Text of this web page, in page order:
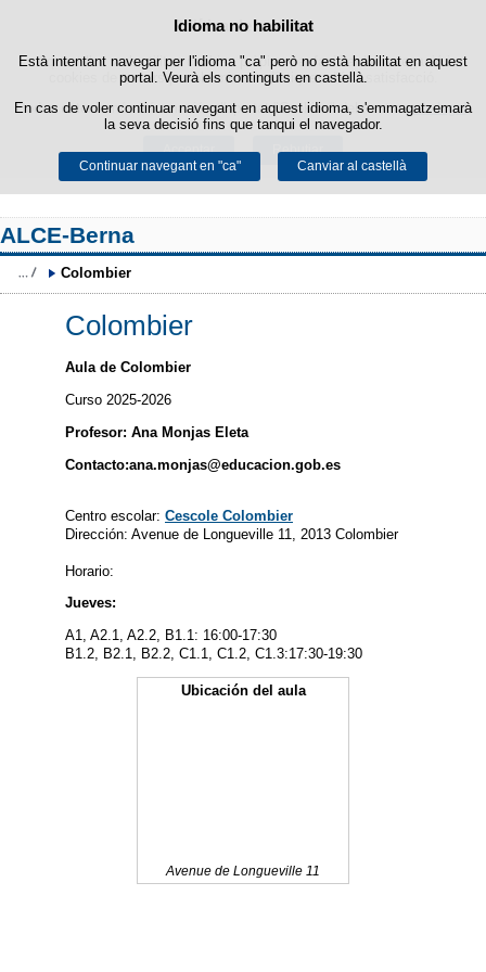
Política de cookies
Aquest lloc web utilitza cookies pròpies per facilitar la navegació i
cookies de tercers per obtenir estadístiques d'ús i satisfacció.
Podeu obtenir més informació a l'apartat "Cookies" del nostreavís legal.
Acceptar Rebutjar
Idioma no habilitat
Està intentant navegar per l'idioma "ca" però no està habilitat en aquest
portal. Veurà els continguts en castellà.
En cas de voler continuar navegant en aquest idioma, s'emmagatzemarà
la seva decisió fins que tanqui el navegador.
Continuar navegant en "ca" Canviar al castellà
Passar al contingut
ALCE-Berna
Colombier
Colombier
Aula de Colombier
Curso 2025-2026
Profesor: Ana Monjas Eleta
Contacto:ana.monjas@educacion.gob.es
Centro escolar: Cescole Colombier
Dirección: Avenue de Longueville 11, 2013 Colombier
Horario:
Jueves:
A1, A2.1, A2.2, B1.1: 16:00-17:30
B1.2, B2.1, B2.2, C1.1, C1.2, C1.3:17:30-19:30
Ubicación del aula
Avenue de Longueville 11